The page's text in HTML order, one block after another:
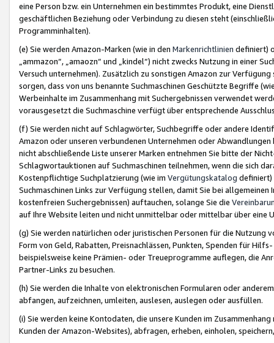
eine Person bzw. ein Unternehmen ein bestimmtes Produkt, eine
geschäftlichen Beziehung oder Verbindung zu diesen steht
Programminhalten).
(e) Sie werden Amazon-Marken (wie in den Markenrichtlinien definiert)
„ammazon“, „amaozn“ und „kindel“) nicht zwecks Nutzung in einer
Versuch unternehmen). Zusätzlich zu sonstigen Amazon zur
sorgen, dass von uns benannte Suchmaschinen Geschützte Begriffe
Werbeinhalte im Zusammenhang mit Suchergebnissen verwendet
vorausgesetzt die Suchmaschine verfügt über entsprechende
(f) Sie werden nicht auf Schlagwörter, Suchbegriffe oder andere
Amazon oder unseren verbundenen Unternehmen oder
nicht abschließende Liste unserer Marken entnehmen Sie bitte der
Schlagwortauktionen auf Suchmaschinen teilnehmen, wenn die sich
Kostenpflichtige Suchplatzierung (wie im Vergütungskatalog definiert)
Suchmaschinen Links zur Verfügung stellen, damit Sie bei
kostenfreien Suchergebnissen) auftauchen, solange Sie die
auf Ihre Website leiten und nicht unmittelbar oder mittelbar über eine
(g) Sie werden natürlichen oder juristischen Personen für die Nutzung
Form von Geld, Rabatten, Preisnachlässen, Punkten, Spenden für
beispielsweise keine Prämien- oder Treueprogramme auflegen, die
Partner-Links zu besuchen.
(h) Sie werden die Inhalte von elektronischen Formularen oder
abfangen, aufzeichnen, umleiten, auslesen, auslegen oder ausfüllen.
(i) Sie werden keine Kontodaten, die unsere Kunden im
Kunden der Amazon-Websites), abfragen, erheben, einholen,